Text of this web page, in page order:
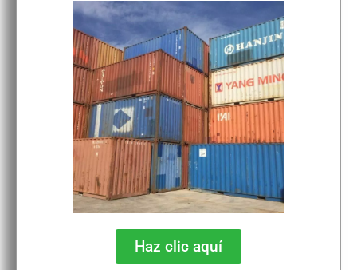
Haz clic aquí